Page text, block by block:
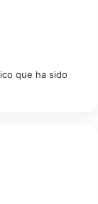
que ha sido